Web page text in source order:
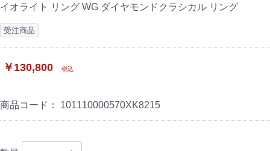
イオライト リング WG ダイヤモンドクラシカル リング
受注商品
￥130,800 税込
商品コード： 101110000570XK8215